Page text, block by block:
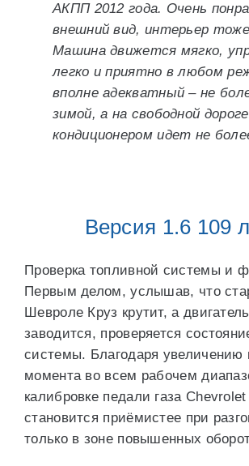
АКПП 2012 года. Очень
внешний вид, интерьер
Машина движется мягко,
легко и приятно в любом
вполне адекватный – не
зимой, а на свободной
кондиционером идет не
Версия 1.6 109
Проверка топливной системы и
Первым делом, услышав, что
Шевроле Круз крутит, а
заводится, проверяется
системы. Благодаря увеличению
момента во всем рабочем
калибровке педали газа
становится приёмистее при
только в зоне повышенных